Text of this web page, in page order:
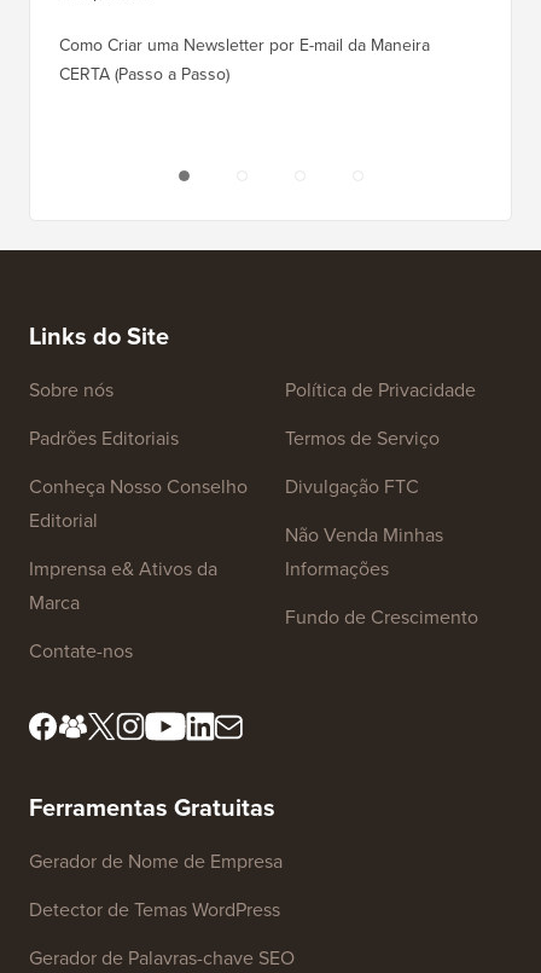
Como Criar uma Newsletter por E-mail da Maneira
CERTA (Passo a Passo)
Links do Site
Sobre nós
Padrões Editoriais
Conheça Nosso Conselho
Editorial
Imprensa e& Ativos da
Marca
Contate-nos
Política de Privacidade
Termos de Serviço
Divulgação FTC
Não Venda Minhas
Informações
Fundo de Crescimento
Ferramentas Gratuitas
Gerador de Nome de Empresa
Detector de Temas WordPress
Gerador de Palavras-chave SEO